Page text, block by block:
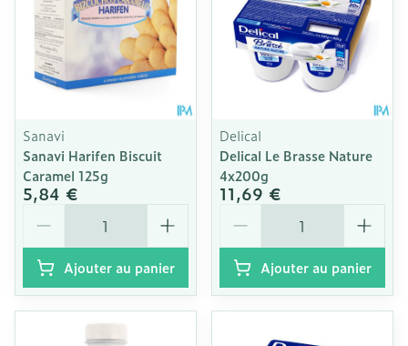
Sanavi
Sanavi Harifen Biscuit
Caramel 125g
5,84 €
Ajouter au panier
Delical
Delical Le Brasse Nature
4x200g
11,69 €
Ajouter au panier